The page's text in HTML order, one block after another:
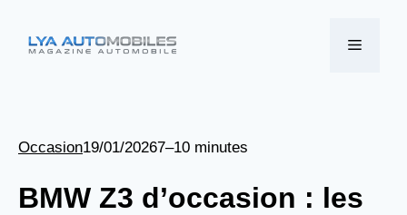
Menu
Occasion19/01/20267–10 minutes
BMW Z3 d’occasion : les